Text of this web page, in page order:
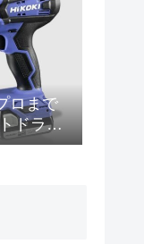
ロまで
ドライ